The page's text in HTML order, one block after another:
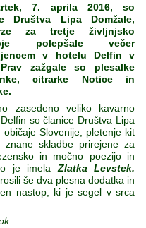
7. aprila 2016, so
Društva Lipa Domžale,
za tretje življnjsko
polepšale večer
v hotelu Delfin v
zažgale so plesalke
citrarke Notice in
zasedeno veliko kavarno
so članice Društva Lipa
Slovenije, pletenje kit
znane skladbe prirejene za
in močno poezijo in
je imela Zlatka Levstek.
še dva plesna dodatka in
nastop, ki je segel v srca